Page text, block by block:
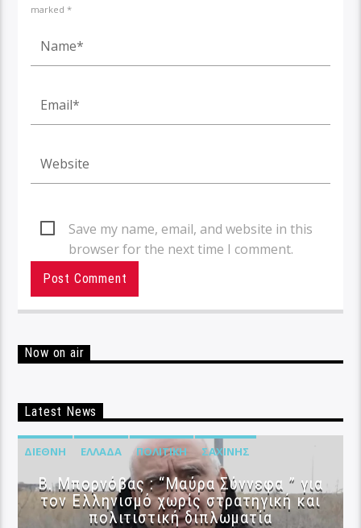
marked *
Save my name, email, and website in this
browser for the next time I comment.
Now on air
Latest News
ΔΙΕΘΝΉ ΕΛΛΆΔΑ ΠΟΛΙΤΙΚΉ ΣΑΧΊΝΗΣ
B. Μπορνόβας : “Μαύρα Σύννεφα ” για
τον Ελληνισμό χωρίς στρατηγική και
πολιτιστική διπλωματία